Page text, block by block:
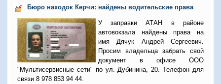
Бюро находок Керчи: найдены водительские права
У заправки АТАН в районе
автовокзала найдены права на
имя Дячук Андрей Сергеевич.
Просим владельца забрать свой
документ в офисе ООО
"Мультисервисные сети" по ул. Дубинина, 20. Телефон для
связи 8 978 853 94 44.